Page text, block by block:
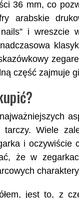
36 mm, co
arabskie
i wreszcie
część zajmuje
Wiele
i oczywiście
że w
jest to, z